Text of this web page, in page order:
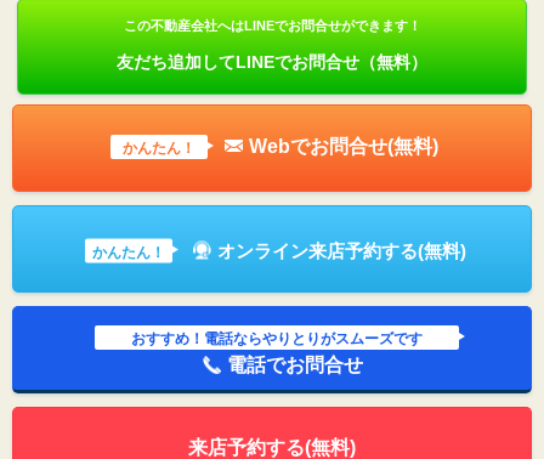
この不動産会社へはLINEでお問合せができます！
友だち追加してLINEでお問合せ（無料）
かんたん！ Webでお問合せ(無料)
かんたん！ オンライン来店予約する(無料)
おすすめ！電話ならやりとりがスムーズです
電話でお問合せ
来店予約する(無料)